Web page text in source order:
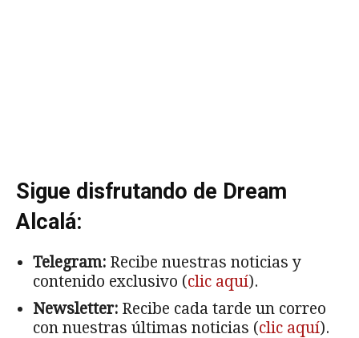
Sigue disfrutando de Dream
Alcalá:
Telegram: Recibe nuestras noticias y
contenido exclusivo (clic aquí).
Newsletter: Recibe cada tarde un correo
con nuestras últimas noticias (clic aquí).